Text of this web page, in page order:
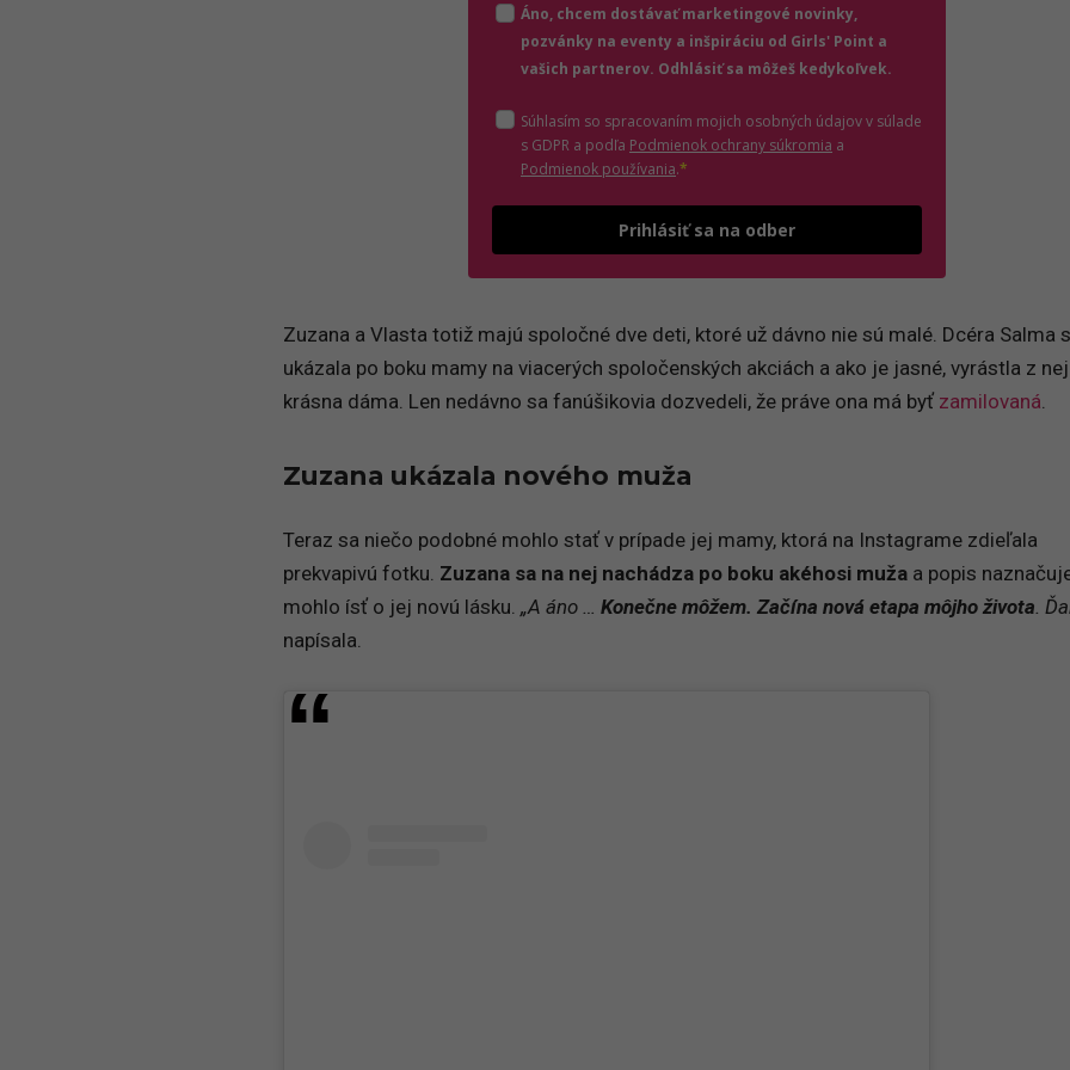
Áno, chcem dostávať marketingové novinky,
pozvánky na eventy a inšpiráciu od Girls' Point a
vašich partnerov. Odhlásiť sa môžeš kedykoľvek.
Súhlasím so spracovaním mojich osobných údajov v súlade
s GDPR a podľa Podmienok ochrany súkromia (otvorí sa v novom okne)
a
Podmienok používania(otvorí sa v novom okne)
.*
Prihlásiť sa na odber
Zuzana a Vlasta totiž majú spoločné dve deti, ktoré už dávno nie sú malé. Dcéra Salma
ukázala po boku mamy na viacerých spoločenských akciách a ako je jasné, vyrástla z nej
krásna dáma. Len nedávno sa fanúšikovia dozvedeli, že práve ona má byť zamilovaná.
Zuzana ukázala nového muža
Teraz sa niečo podobné mohlo stať v prípade jej mamy, ktorá na Instagrame zdieľala
prekvapivú fotku. Zuzana sa na nej nachádza po boku akéhosi muža a popis
mohlo ísť o jej novú lásku. „A áno … Konečne môžem. Začína nová etapa môjho života.
napísala.